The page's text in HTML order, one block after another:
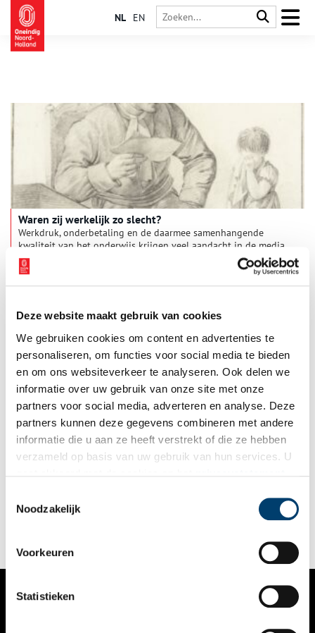
Deze website maakt gebruik van cookies
We gebruiken cookies om content en advertenties te
personaliseren, om functies voor social media te bieden
en om ons websiteverkeer te analyseren. Ook delen we
informatie over uw gebruik van onze site met onze
partners voor social media, adverteren en analyse. Deze
partners kunnen deze gegevens combineren met andere
informatie die u aan ze heeft verstrekt of die ze hebben
verzameld op basis van uw gebruik van hun services. U
Noodzakelijk
Voorkeuren
Statistieken
NL EN
Waren zij werkelijk zo slecht?
Werkdruk, onderbetaling en de daarmee samenhangende
kwaliteit van het onderwijs krijgen veel aandacht in de media.
Niet voor het eerst, want al aan het einde van de 18de en het
begin van de 19de eeuw werd binnen de Bataafse Republiek
een debat over de kwaliteit van het lager onderwijs gevoerd.
onvoldoende om zijn maatschappelijke taak te vervullen. In
1801 werd een nieuwe onderwijswet ingevoerd.
Thorbecke en Haarlemmermeer
Johan Rudolph Thorbecke (1798-1872) is van grote invloed
geweest op de vormgeving van het Nederlandse staatsrecht in
als politicus actief bemoeid met waterschappen en de
toekomst van de Haarlemmermeerpolder.